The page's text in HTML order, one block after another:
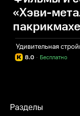
«Хэви-
Удивительная
8.0 Бесплатно
·
Разделы